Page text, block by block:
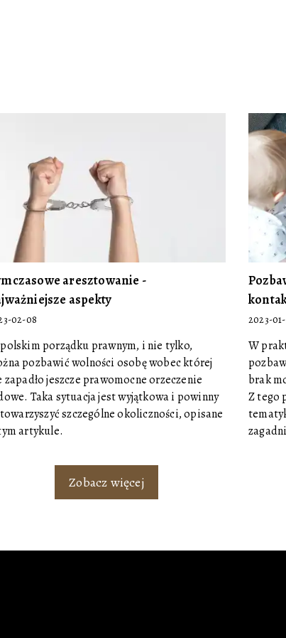
aresztowanie -
aspekty
02-08
porządku prawnym, i nie tylko,
pozbawić wolności osobę wobec której
zapadło jeszcze prawomocne orzeczenie
Taka sytuacja jest wyjątkowa i powinny
szczególne okoliczności, opisane
artykule.
2023-01-
W
brak
Z tego
Zobacz więcej